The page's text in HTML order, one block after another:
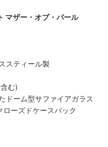
マザー・オブ・パール
スティール製
む)
ドーム型サファイアガラス
ローズドケースバック